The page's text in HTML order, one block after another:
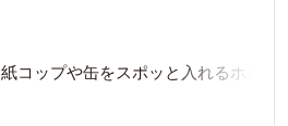
紙コップや缶をスポッと入れるホル